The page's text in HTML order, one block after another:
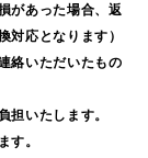
があった場合、返
対応となります）
絡いただいたもの
いたします。
。